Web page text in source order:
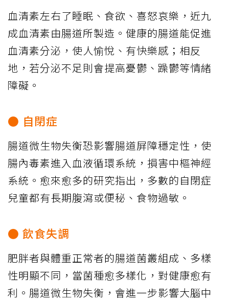
血清素左右了睡眠、食欲、喜怒哀樂，近九
成血清素由腸道所製造。健康的腸道能促進
血清素分泌，使人愉悅、有快樂感；相反
地，若分泌不足則會提高憂鬱、躁鬱等情緒
障礙。
● 自閉症
腸道微生物失衡恐影響腸道屏障穩定性，使
腸內毒素進入血液循環系統，損害中樞神經
系統。愈來愈多的研究指出，多數的自閉症
兒童都有長期腹瀉或便秘、食物過敏。
● 飲食失調
肥胖者與體重正常者的腸道菌叢組成、多樣
性明顯不同，當菌種愈多樣化，對健康愈有
利。腸道微生物失衡，會進一步影響大腦中